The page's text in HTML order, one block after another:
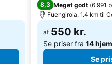
Calanova Golf Club
Funny Beach
8,3 Meget godt (6.991
Fuengirola, 1.4 km til
af 550 kr.
Se priser fra 14
Se